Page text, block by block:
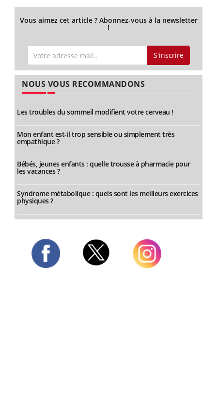
Vous aimez cet article ? Abonnez-vous à la newsletter
!
S'inscrire
NOUS VOUS RECOMMANDONS
Les troubles du sommeil modifient votre cerveau !
Mon enfant est-il trop sensible ou simplement très
empathique ?
Bébés, jeunes enfants : quelle trousse à pharmacie pour
les vacances ?
Syndrome métabolique : quels sont les meilleurs exercices
physiques ?